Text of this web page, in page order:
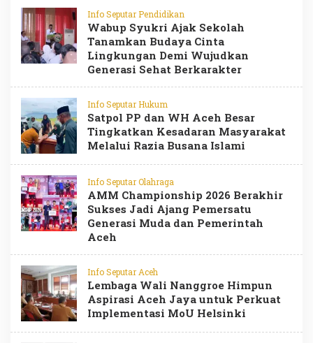
Info Seputar Pendidikan
Wabup Syukri Ajak Sekolah
Tanamkan Budaya Cinta
Lingkungan Demi Wujudkan
Generasi Sehat Berkarakter
Info Seputar Hukum
Satpol PP dan WH Aceh Besar
Tingkatkan Kesadaran Masyarakat
Melalui Razia Busana Islami
Info Seputar Olahraga
AMM Championship 2026 Berakhir
Sukses Jadi Ajang Pemersatu
Generasi Muda dan Pemerintah
Aceh
Info Seputar Aceh
Lembaga Wali Nanggroe Himpun
Aspirasi Aceh Jaya untuk Perkuat
Implementasi MoU Helsinki